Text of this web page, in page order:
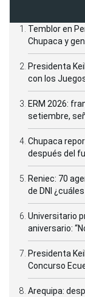
Temblor en
Chupaca y
Presidenta
con los
ERM 2026:
setiembre,
Chupaca
después del
Reniec: 70
de DNI
Universitario
aniversario:
Presidenta
Concurso
Arequipa: